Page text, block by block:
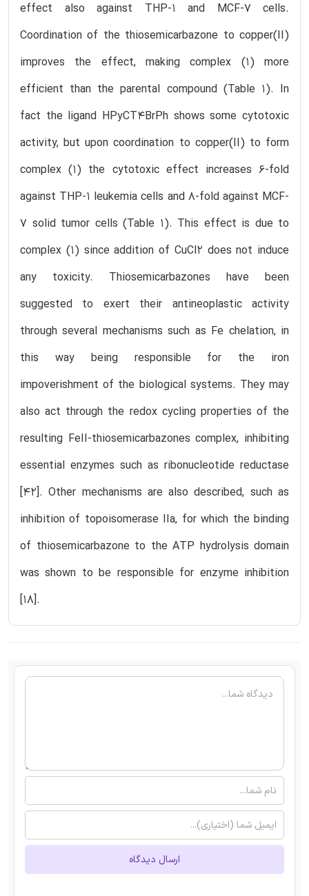
effect also against THP-1 and MCF-7 cells.
Coordination of the thiosemicarbazone to copper(II)
improves the effect, making complex (1) more
efficient than the parental compound (Table 1). In
fact the ligand HPyCT4BrPh shows some cytotoxic
activity, but upon coordination to copper(II) to form
complex (1) the cytotoxic effect increases 6-fold
against THP-1 leukemia cells and 8-fold against MCF-
7 solid tumor cells (Table 1). This effect is due to
complex (1) since addition of CuCl2 does not induce
any toxicity. Thiosemicarbazones have been
suggested to exert their antineoplastic activity
through several mechanisms such as Fe chelation, in
this way being responsible for the iron
impoverishment of the biological systems. They may
also act through the redox cycling properties of the
resulting FeII-thiosemicarbazones complex, inhibiting
essential enzymes such as ribonucleotide reductase
[42]. Other mechanisms are also described, such as
inhibition of topoisomerase IIa, for which the binding
of thiosemicarbazone to the ATP hydrolysis domain
was shown to be responsible for enzyme inhibition
[18].
ارسال دیدگاه